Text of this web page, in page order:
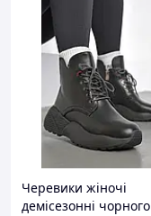
Черевики жіночі
демісезонні чорного